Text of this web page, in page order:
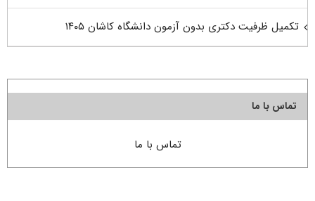
تکمیل ظرفیت دکتری بدون آزمون دانشگاه کاشان ۱۴۰۵
تماس با ما
تماس با ما